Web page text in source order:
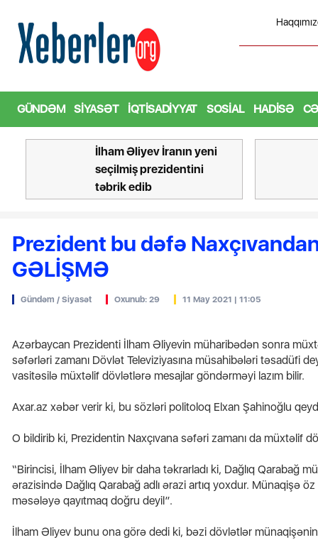
prezidentini təbrik edib
GÜNDƏM SIYASƏT İQTISADIYYAT SOSIAL HADISƏ
Bu şəxslərin I siniflərə
məktəb seçimi BAŞLAYIR
Prezident bu dəfə
GƏLİŞMƏ
Gündəm / Siyasət Oxunub: 29 11 May 2021 | 11:05
Azərbaycan Prezidenti İlham Əliyevin müharibədən sonra
səfərləri zamanı Dövlət Televiziyasına müsahibələri təsadüfi
vasitəsilə müxtəlif dövlətlərə mesajlar göndərməyi lazım bilir.
Axar.az xəbər verir ki, bu sözləri politoloq Elxan Şahinoğlu
O bildirib ki, Prezidentin Naxçıvana səfəri zamanı da müxtəlif
“Birincisi, İlham Əliyev bir daha təkrarladı ki, Dağlıq Qarabağ
ərazisində Dağlıq Qarabağ adlı ərazi artıq yoxdur. Münaqişə
məsələyə qayıtmaq doğru deyil”.
İlham Əliyev bunu ona görə dedi ki, bəzi dövlətlər münaqişənin
çağırış etdi